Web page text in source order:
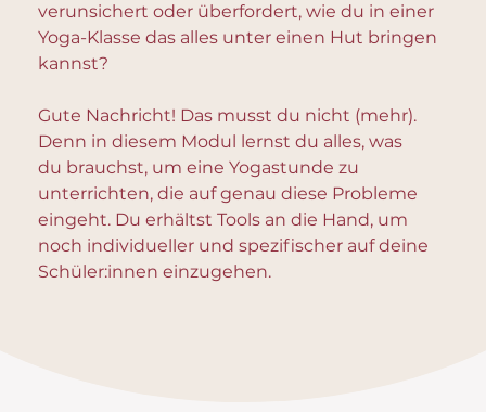
verunsichert oder überfordert, wie du in einer
Yoga-Klasse das alles unter einen Hut bringen
kannst?
Gute Nachricht! Das musst du nicht (mehr).
Denn in diesem Modul lernst du alles, was
du brauchst, um eine Yogastunde zu
unterrichten, die auf genau diese Probleme
eingeht. Du erhältst Tools an die Hand, um
noch individueller und spezifischer auf deine
Schüler:innen einzugehen.